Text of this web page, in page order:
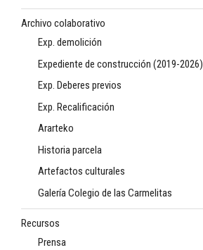
Archivo colaborativo
Exp. demolición
Expediente de construcción (2019-2026)
Exp. Deberes previos
Exp. Recalificación
Ararteko
Historia parcela
Artefactos culturales
Galería Colegio de las Carmelitas
Recursos
Prensa